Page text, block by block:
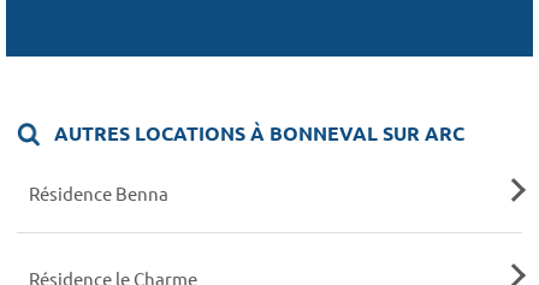
AUTRES LOCATIONS À BONNEVAL SUR ARC
Résidence Benna
Résidence le Charme